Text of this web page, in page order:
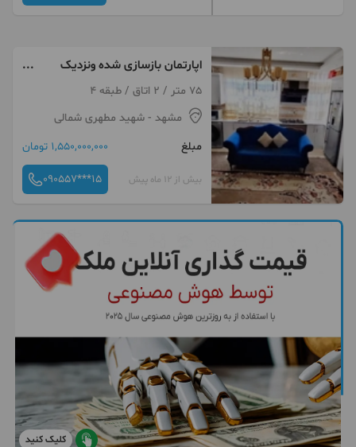
اپارتمان بازسازی شده ونزدیک
حرم مطهر
75 متر / 2 اتاق / طبقه 4
مشهد - شهید مطهری شمالی
مبلغ
1,550,000,000 تومان
بیش از 12 ماه پیش 090557***15
کلیک کنید